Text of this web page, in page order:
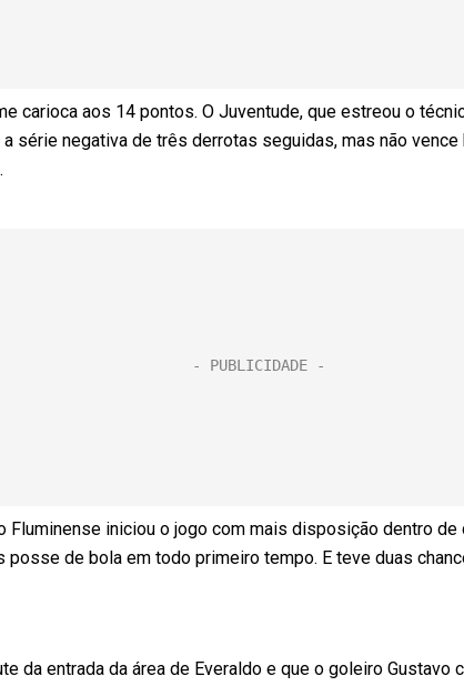
carioca aos 14 pontos. O Juventude, que estreou o
série negativa de três derrotas seguidas, mas não
Fluminense iniciou o jogo com mais disposição dentro de
posse de bola em todo primeiro tempo. E teve duas
da entrada da área de Everaldo e que o goleiro Gustavo